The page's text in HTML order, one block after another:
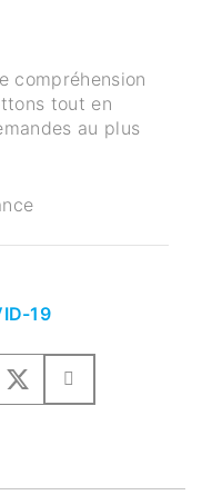
compréhension
tout en
au plus
19